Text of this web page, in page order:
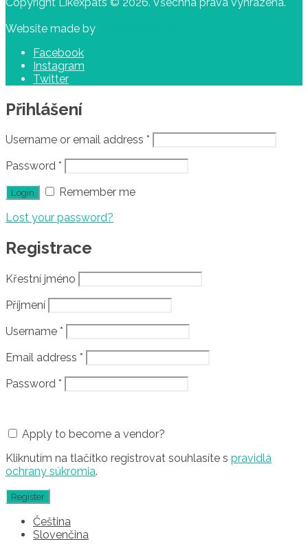
Website made by
Facebook
Instagram
Twitter
Přihlášení
Username or email address *
Password *
Remember me
Lost your password?
Registrace
Křestní jméno
Příjmení
Username *
Email address *
Password *
Apply to become a vendor?
Kliknutím na tlačítko registrovat souhlasíte s pravidlá
ochrany súkromia.
Čeština
Slovenčina